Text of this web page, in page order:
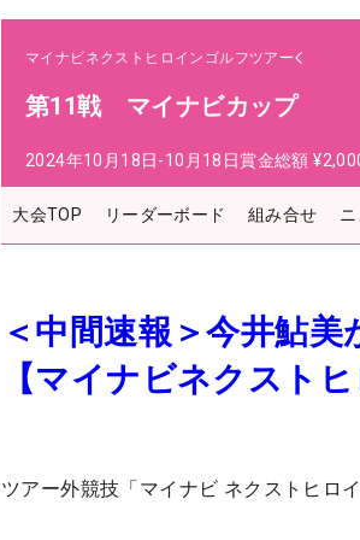
マイナビネクストヒロインゴルフツアー
第11戦 マイナビカップ
2024年10月18日-10月18日賞金総額
大会TOP リーダーボード 組み合せ
＜中間速報＞今井鮎
【マイナビネクスト
ツアー外競技「マイナビ ネクストヒロ